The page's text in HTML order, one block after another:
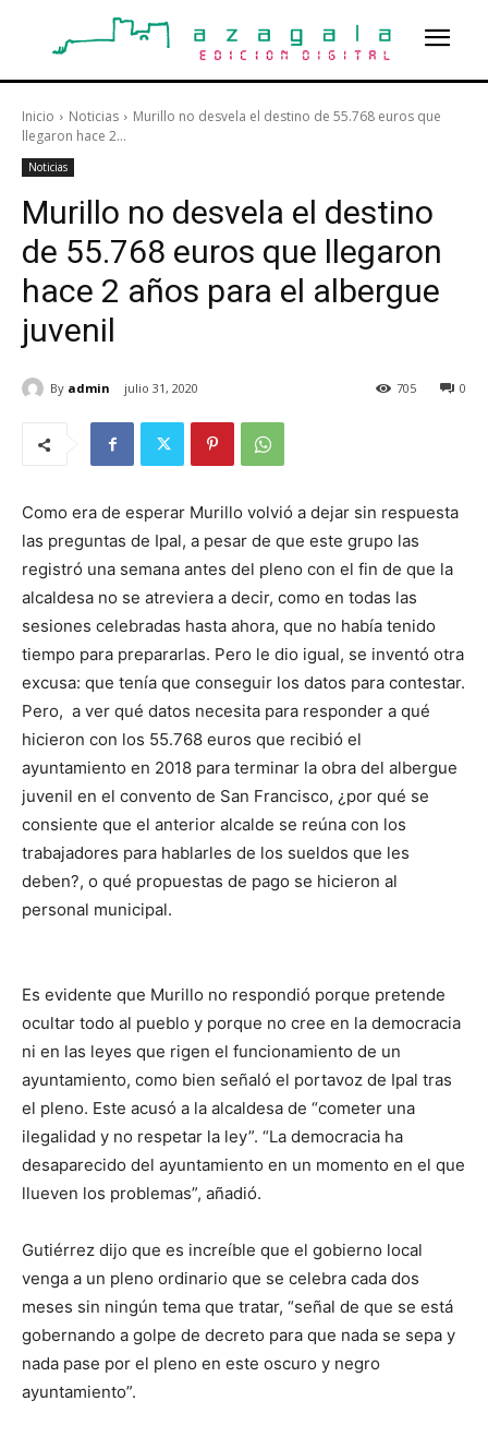
Inicio Noticias
Murillo no desvela el destino de 55.768 euros que
llegaron hace 2...
Noticias
Murillo no desvela el destino
de 55.768 euros que llegaron
hace 2 años para el albergue
juvenil
By admin julio 31, 2020 0
705
Como era de esperar Murillo volvió a dejar sin respuesta
las preguntas de Ipal, a pesar de que este grupo las
registró una semana antes del pleno con el fin de que la
alcaldesa no se atreviera a decir, como en todas las
sesiones celebradas hasta ahora, que no había tenido
tiempo para prepararlas. Pero le dio igual, se inventó otra
excusa: que tenía que conseguir los datos para contestar.
Pero, a ver qué datos necesita para responder a qué
hicieron con los 55.768 euros que recibió el
ayuntamiento en 2018 para terminar la obra del albergue
juvenil en el convento de San Francisco, ¿por qué se
consiente que el anterior alcalde se reúna con los
trabajadores para hablarles de los sueldos que les
deben?, o qué propuestas de pago se hicieron al
personal municipal.
Es evidente que Murillo no respondió porque pretende
ocultar todo al pueblo y porque no cree en la democracia
ni en las leyes que rigen el funcionamiento de un
ayuntamiento, como bien señaló el portavoz de Ipal tras
el pleno. Este acusó a la alcaldesa de “cometer una
ilegalidad y no respetar la ley”. “La democracia ha
desaparecido del ayuntamiento en un momento en el que
llueven los problemas”, añadió.
Gutiérrez dijo que es increíble que el gobierno local
venga a un pleno ordinario que se celebra cada dos
meses sin ningún tema que tratar, “señal de que se está
gobernando a golpe de decreto para que nada se sepa y
nada pase por el pleno en este oscuro y negro
ayuntamiento”.